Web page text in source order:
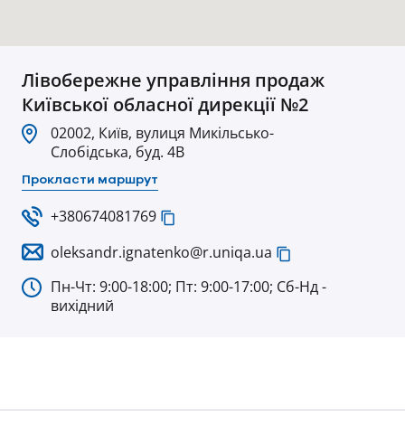
Лівобережне управління продаж
Київської обласної дирекції №2
02002, Київ, вулиця Микільсько-
Слобідська, буд. 4В
Прокласти маршрут
+380674081769
oleksandr.ignatenko@r.uniqa.ua
Пн-Чт: 9:00-18:00; Пт: 9:00-17:00; Сб-Нд -
вихідний